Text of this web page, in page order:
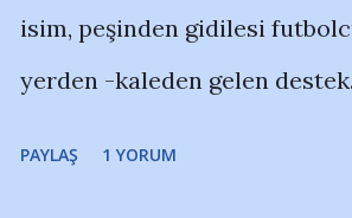
kişi girmiştik. Ardından 85'de
88'de Serkan Turhan'la ber...
isim, peşinden gidilesi
yerden -kaleden gelen
PAYLAŞ 1 YORUM